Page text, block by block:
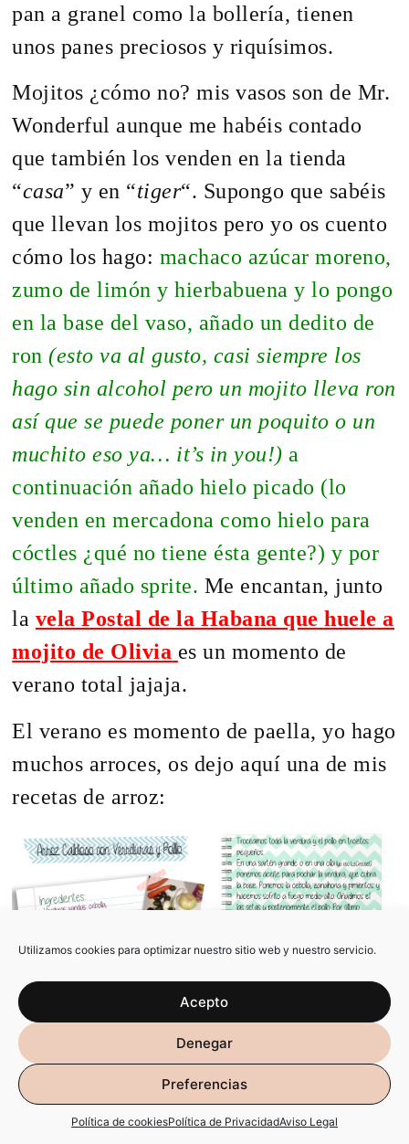
Utilizamos cookies para optimizar nuestro sitio web y nuestro servicio.
Acepto
Denegar
Preferencias
Política de cookiesPolítica de PrivacidadAviso Legal
pan a granel como la bollería, tienen
unos panes preciosos y riquísimos.
Mojitos ¿cómo no? mis vasos son de Mr.
Wonderful aunque me habéis contado
que también los venden en la tienda
“casa” y en “tiger“. Supongo que sabéis
que llevan los mojitos pero yo os cuento
cómo los hago: machaco azúcar moreno,
zumo de limón y hierbabuena y lo pongo
en la base del vaso, añado un dedito de
ron(esto va al gusto, casi siempre los
hago sin alcohol pero un mojito lleva ron
así que se puede poner un poquito o un
muchito eso ya… it’s in you!) a
continuación añado hielo picado (lo
venden en mercadona como hielo para
cóctles ¿qué no tiene ésta gente?) y por
último añado sprite. Me encantan, junto
la vela Postal de la Habana que huele a
mojito de Olivia es un momento de
verano total jajaja.
El verano es momento de paella, yo hago
muchos arroces, os dejo aquí una de mis
recetas de arroz:
También es tiempo de ensaladas ¿habéis
visto que tomates? me los compró mi